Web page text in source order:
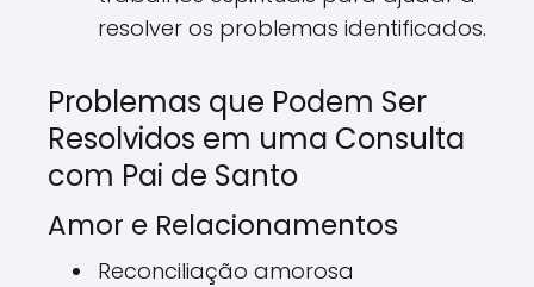
resolver os problemas identificados.
Problemas que Podem Ser
Resolvidos em uma Consulta
com Pai de Santo
Amor e Relacionamentos
Reconciliação amorosa